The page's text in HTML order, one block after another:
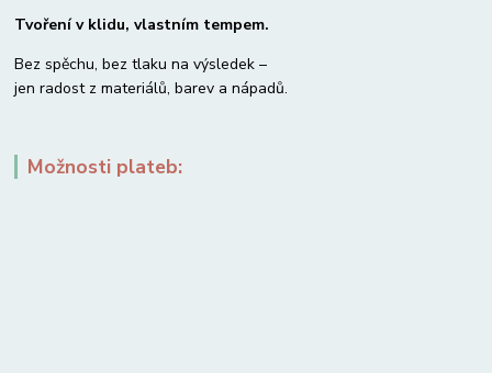
Tvoření v klidu, vlastním tempem.
Bez spěchu, bez tlaku na výsledek –
jen radost z materiálů, barev a nápadů.
Možnosti plateb: